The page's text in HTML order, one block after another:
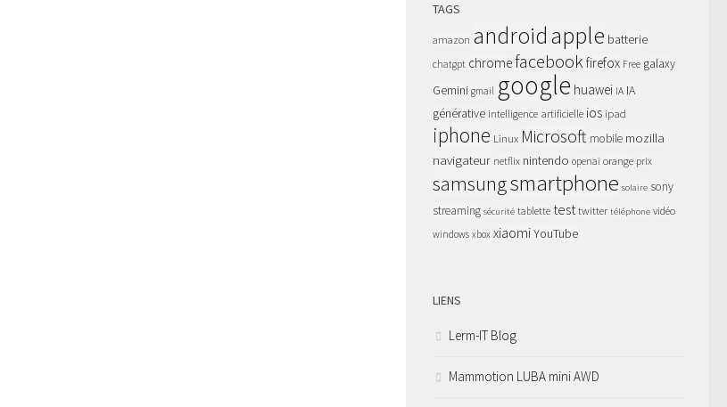
TAGS
amazon androidapple batterie
chatgpt chromefacebookfirefox Free galaxy
Gemini gmail google huawei IA IA
générative intelligence artificielle ios ipad
iphone Linux Microsoft mobile mozilla
navigateur netflix nintendo openai orange prix
samsungsmartphone solaire sony
streaming sécurité tablette testtwitter téléphone vidéo
windows xbox xiaomiYouTube
LIENS
Lerm-IT Blog
Mammotion LUBA mini AWD